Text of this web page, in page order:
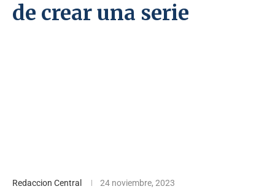
de crear una serie
Redaccion Central 24 noviembre, 2023